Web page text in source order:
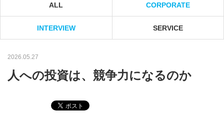
ALL CORPORATE
INTERVIEW SERVICE
2026.05.27
人への投資は、競争力になるのか